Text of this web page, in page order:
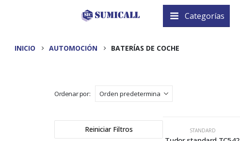
Categorías
INICIO AUTOMOCIÓN BATERÍAS DE COCHE
Ordenar por:
Reiniciar Filtros STANDARD